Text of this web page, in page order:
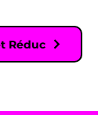
Réduc